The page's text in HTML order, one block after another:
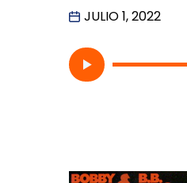
JULIO 1, 2022